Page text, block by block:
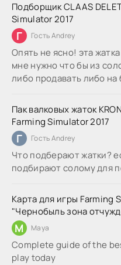
Подборщик CLAAS
Simulator 2017
Г Гость Andrey
Опять не ясно! эта
мне нужно что бы из
либо продавать либо на
Пак валковых жаток
Farming Simulator 2017
Г Гость Andrey
Что подберают жатки?
подбирают солому для
Карта для игры Farming
"Чернобыль зона
M Maya
Complete guide of the
play today